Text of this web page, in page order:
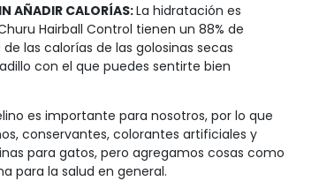
AÑADIR CALORÍAS:La hidratación es
Hairball Control tienen un 88% de
las calorías de las golosinas secas
con el que puedes sentirte bien
es importante para nosotros, por lo que
conservantes, colorantes artificiales y
para gatos, pero agregamos cosas como
para la salud en general.